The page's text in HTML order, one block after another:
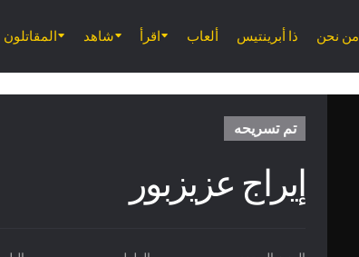
المقاتلون شاهد اقرأ ألعاب ذا أبرينتيس من نحن
تم تسريحه
إيراج عزيزبور